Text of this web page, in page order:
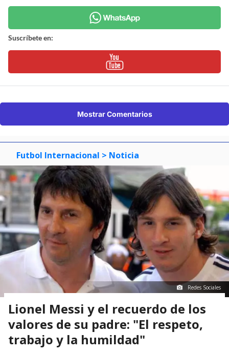
Suscríbete en:
Mostrar Comentarios
Futbol Internacional > Noticia
Redes Sociales
Lionel Messi y el recuerdo de los
valores de su padre: "El respeto,
trabajo y la humildad"